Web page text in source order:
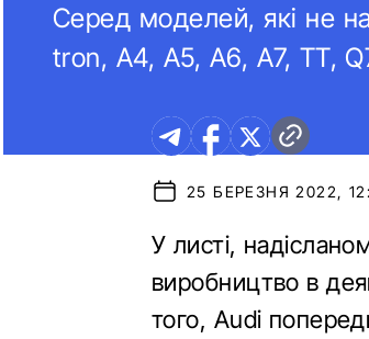
Серед моделей, які не
tron, A4, A5, A6, A7, TT,
25 БЕРЕЗНЯ 2022,
У листі,
виробництво в
того, Audi